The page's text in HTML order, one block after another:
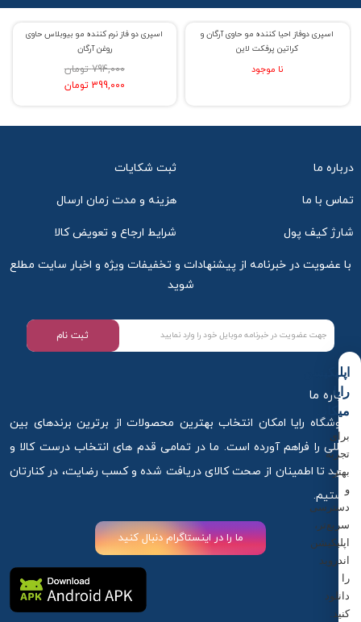
% حراج 50
اسپری دو فاز نرم کننده مو بیوبلاس حاوی
روغن آرگان
794,000 تومان
399,000 تومان
% حراج 47
اسپری دوفاز احیا کننده مو حاوی آرگان و
کراتین پرفکت لاین
نا موجود
درباره ما ثبت شکایات
تماس با ما هزینه و مدت زمان ارسال
شارژ کیف پول شرایط ارجاع و تعویض کالا
با عضویت در خبرنامه از پیشنهادات و تخفیفات ویژه و اخبار سایت مطلع
شوید
ثبت نام
درباره ما
فروشگاه رایا امکان انتخاب بهترین محصولات از برترین برندهای بین
المللی را فراهم آورده است. ما در تمامی قدم های انتخاب درست کالا و
خرید تا اطمینان از صحت کالای دریافت شده و کسب رضایت، در کنارتان
هستیم.
ما را در اینستاگرام دنبال کنید
اپلیکیشن
رایا
میکاپ
برای
تجربه
بهتر
و
دسترسی
سریع‌تر،
اپلیکیشن
اندروید
را
دانلود
کنید.